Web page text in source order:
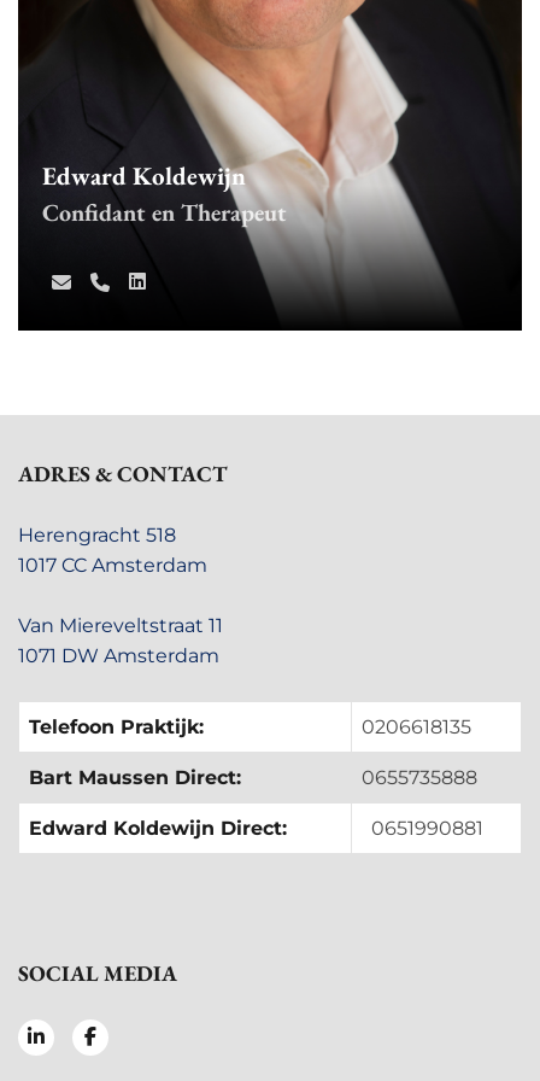
Edward Koldewijn
Confidant en Therapeut
ADRES & CONTACT
Herengracht 518
1017 CC Amsterdam
Van Miereveltstraat 11
1071 DW Amsterdam
Telefoon Praktijk: 0206618135
Bart Maussen Direct: 0655735888
Edward Koldewijn Direct: 0651990881
SOCIAL MEDIA